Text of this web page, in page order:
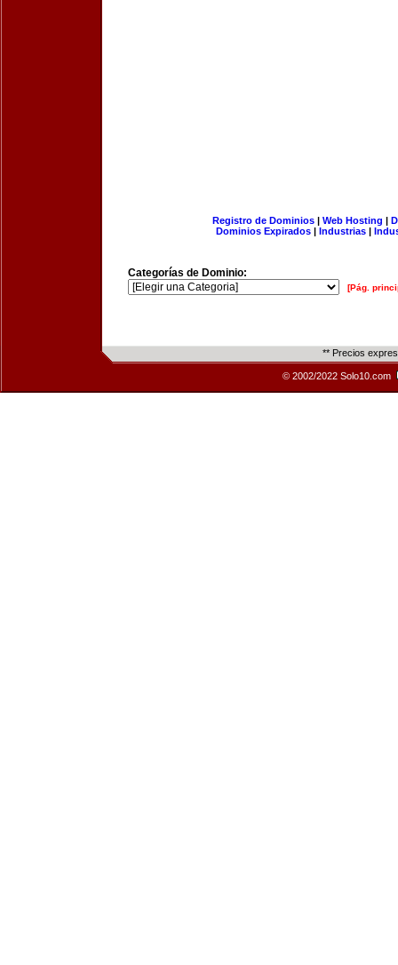
Registro de Dominios| Web Hosting |
Dominios Expirados | Industrias |
Categorías de Dominio:
[Pág.
** Precios
© 2002/2022 Solo10.com